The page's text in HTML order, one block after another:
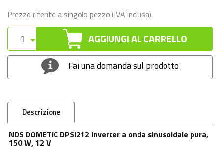
Prezzo riferito a singolo pezzo (IVA inclusa)
AGGIUNGI AL CARRELLO
Fai una domanda sul prodotto
Descrizione
NDS DOMETIC DPSI212 Inverter a onda sinusoidale pura,
150 W, 12 V